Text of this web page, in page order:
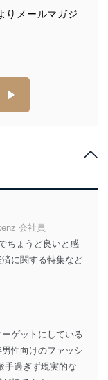
して、その利
で利用目的の
によって取
保有している
れらの取り組
底してまいり
、適切な管理
める指針及び
確保するため
安全対策を実
の防止及び是
機器及び当該
個人データへ
。
りメールマガジ
会社員
ちょうど良いと感
に関する特集など
ゲットにしている
性向けのファッシ
手過ぎず現実的な